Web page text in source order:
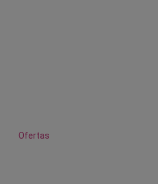
Ofertas